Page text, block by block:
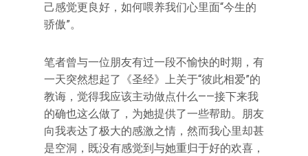
己感觉更良好，如何喂养我们心里面“今生的
骄傲”。
笔者曾与一位朋友有过一段不愉快的时期，有
一天突然想起了《圣经》上关于“彼此相爱”的
教诲，觉得我应该主动做点什么——接下来我
的确也这么做了，为她提供了一些帮助。朋友
向我表达了极大的感激之情，然而我心里却甚
是空洞，既没有感觉到与她重归于好的欢喜，